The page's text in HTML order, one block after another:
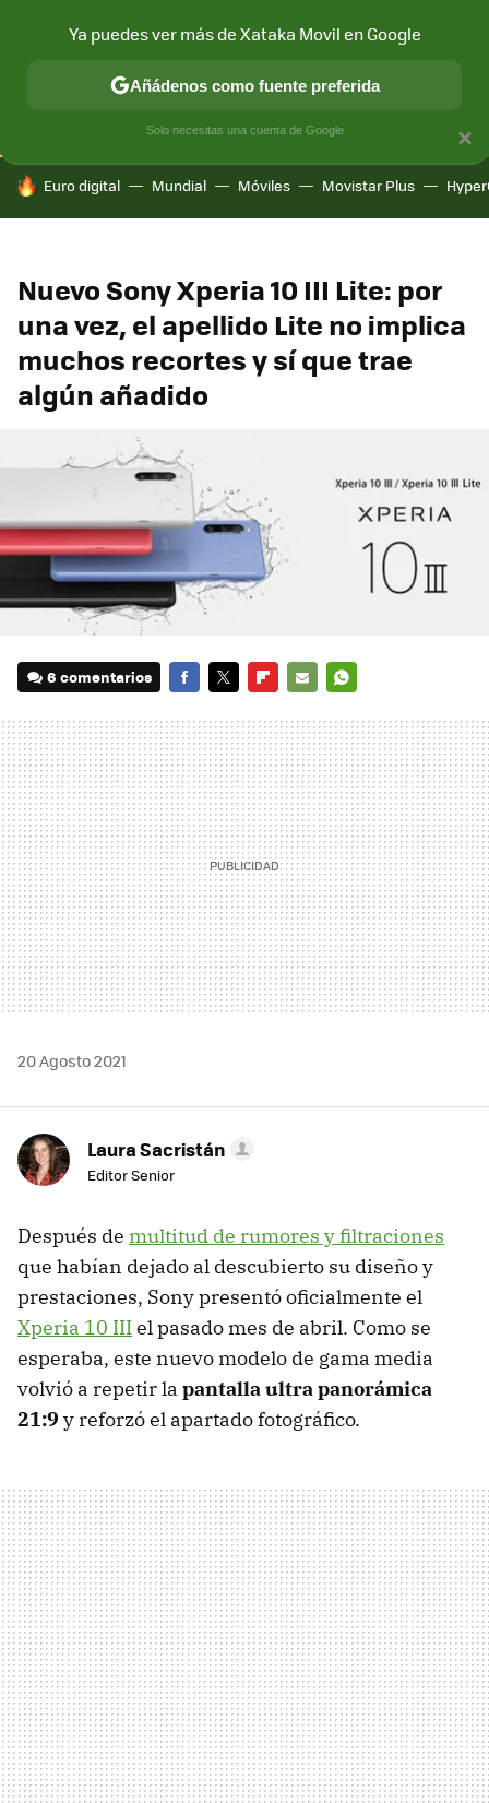
CONECTIVIDAD MÓVIL Y SOCIEDAD APLICACIONES
HOY SE HABLA DE
Euro digital Mundial Móviles Movistar Plus
Nuevo Sony Xperia 10 III Lite: por
una vez, el apellido Lite no implica
muchos recortes y sí que trae
algún añadido
6 comentarios
MAIL
20 Agosto 2021
Laura Sacristán
Editor Senior
Después de multitud de rumores y filtraciones
que habían dejado al descubierto su diseño y
prestaciones, Sony presentó oficialmente el
Xperia 10 IIIel pasado mes de abril. Como se
esperaba, este nuevo modelo de gama media
volvió a repetir la pantalla ultra panorámica
21:9 y reforzó el apartado fotográfico.
×
Ya puedes ver más de Xataka Movil en Google
Añádenos como fuente preferida
Solo necesitas una cuenta de Google